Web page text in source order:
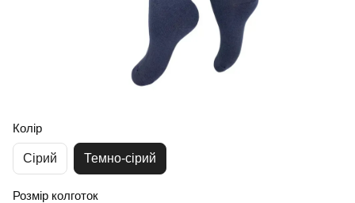
Колір
Сірий Темно-сірий
Розмір колготок